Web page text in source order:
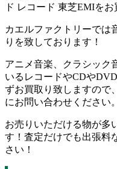
ド レコード 東芝EMIをお
カエルファクトリーでは
りを致しております！
アニメ音楽、クラシック
いるレコードやCDや
ずお買取り致しますので
にお問い合わせください。
お売りいただける物が多
す！査定だけでも出張料
さい！